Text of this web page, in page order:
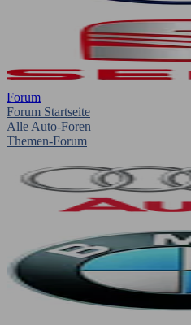
Forum
Forum Startseite
Alle Auto-Foren
Themen-Forum